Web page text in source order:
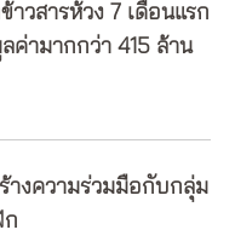
วสารห้วง 7 เดือนแรก
ค่ามากกว่า 415 ล้าน
างความร่วมมือกับกลุ่ม
ก